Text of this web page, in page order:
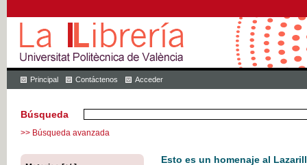
Principal Contáctenos Acceder
Búsqueda
>> Búsqueda avanzada
Esto es un homenaje al